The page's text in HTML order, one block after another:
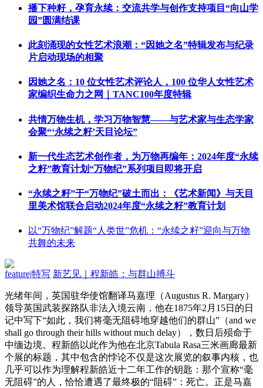
播下种籽，孕育永续：交流共学与创作支持项目“向山学
园”圆满结课
此刻涌现的女性艺术浪潮：“因她之名”特辑发布与纪录
片启动现场的相聚
因她之名：10 位女性艺术评论人，100 位华人女性艺术
家编织生命力之网｜TANC100年度特辑
共情万物生机，学习万物智慧——与艺术家与生态学家
会聚“‘永续之籽’天目论坛”
新一代生态艺术创作者，为万物再编年：2024年度“永续
之籽”教育计划“万物纪”系列项目即将开启
“永续之籽”于“万物纪”破土而出：《艺术新闻》与天目
里美术馆联合启动2024年度“永续之籽”教育计划
以“万物纪”解题“人类世”危机：“永续之籽”迎向与万物
共舞的未来
feature|特写 新艺见｜程新皓：与群山搏斗
光绪年间，英国驻华使馆翻译马嘉理（Augustus R. Margary）
领导英国武装探路队非法入境云南，他在1875年2月15日的日
记中写下“如此，我们将毫无阻碍地穿越他们的群山”（and we
shall go through their hills without much delay），数日后殒命于
中缅边境。程新皓以此作为他在北京Tabula Rasa三米画廊最新
个展的标题，其中包含的悖论不仅是这次展览的叙事内核，也
几乎可以作为理解程新皓近十二年工作的钥匙：那个宣称“毫
无阻碍”的人，恰恰遭遇了最终极的“阻碍”：死亡。正是马嘉